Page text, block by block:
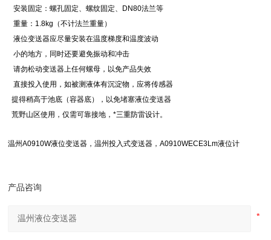
安装固定：螺孔固定、螺纹固定、DN80法兰等
重量：1.8kg（不计法兰重量）
液位变送器应尽量安装在温度梯度和温度波动
小的地方，同时还要避免振动和冲击
请勿松动变送器上任何螺母，以免产品失效
直接投入使用，如被测液体有沉淀物，应将传感器
提得稍高于池底（容器底），以免堵塞液位变送器
荒野山区使用，仅需可靠接地，*三重防雷设计。
温州A0910W液位变送器，温州投入式变送器，A0910WECE3Lm液位计
产品咨询